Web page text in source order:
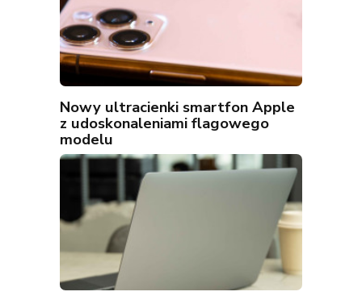
Nowy ultracienki smartfon Apple
z udoskonaleniami flagowego
modelu